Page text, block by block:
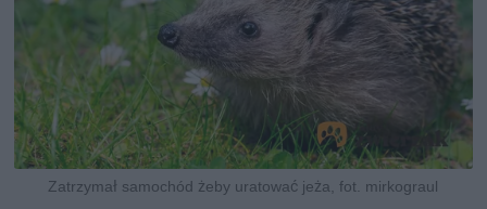
Zatrzymał samochód żeby uratować jeża, fot. mirkograul